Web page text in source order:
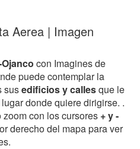
Aerea | Imagen
con Imagines de
puede contemplar la
susedificios y callesque le
donde quiere dirigirse. .
con los cursores + y -
derecho del mapa para ver